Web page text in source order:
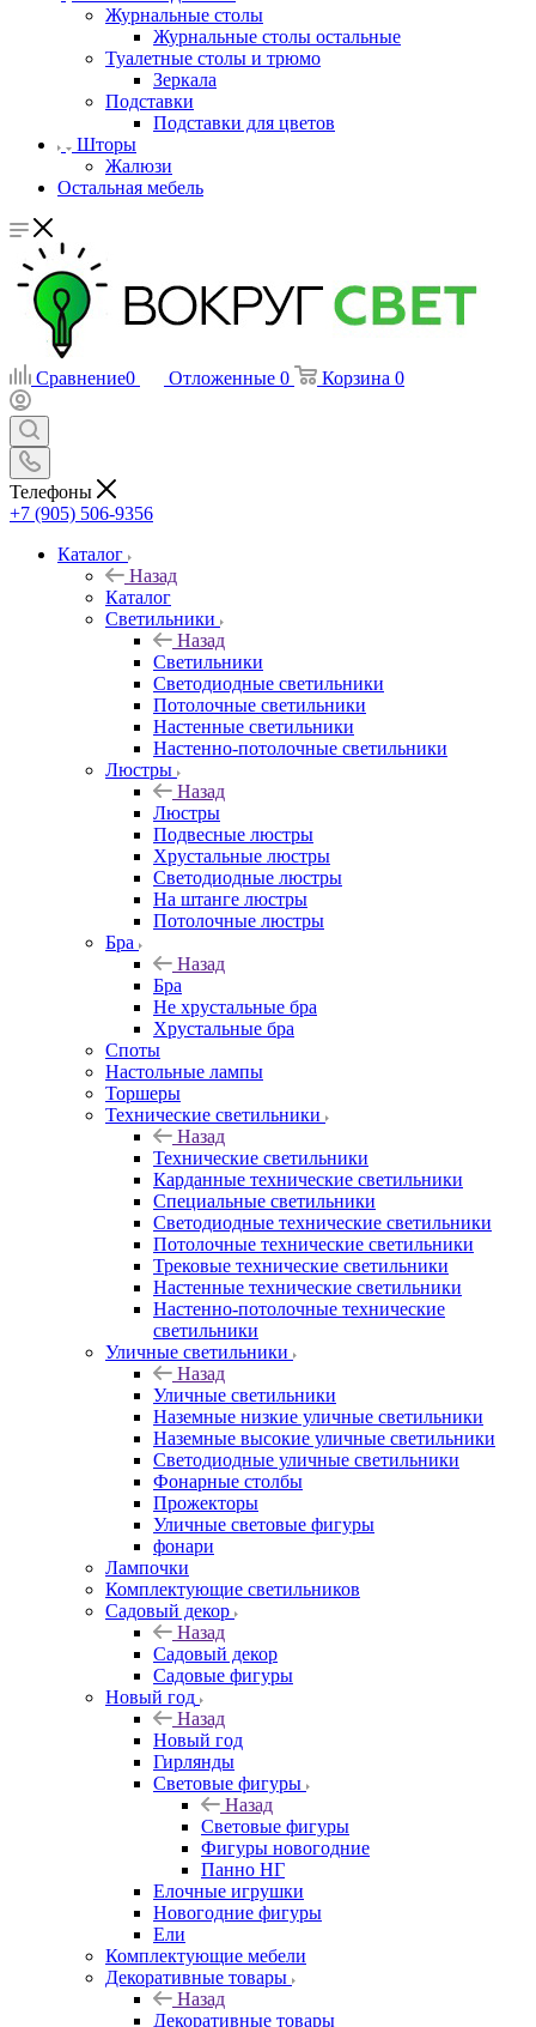
Журнальные столы
Журнальные столы остальные
Туалетные столы и трюмо
Зеркала
Подставки
Подставки для цветов
Шторы
Жалюзи
Остальная мебель
Сравнение0 Отложенные 0 Корзина 0
Телефоны
+7 (905) 506-9356
Каталог
Назад
Каталог
Светильники
Назад
Светильники
Светодиодные светильники
Потолочные светильники
Настенные светильники
Настенно-потолочные светильники
Люстры
Назад
Люстры
Подвесные люстры
Хрустальные люстры
Светодиодные люстры
На штанге люстры
Потолочные люстры
Бра
Назад
Бра
Не хрустальные бра
Хрустальные бра
Споты
Настольные лампы
Торшеры
Технические светильники
Назад
Технические светильники
Карданные технические светильники
Специальные светильники
Светодиодные технические светильники
Потолочные технические светильники
Трековые технические светильники
Настенные технические светильники
Настенно-потолочные технические
светильники
Уличные светильники
Назад
Уличные светильники
Наземные низкие уличные светильники
Наземные высокие уличные светильники
Светодиодные уличные светильники
Фонарные столбы
Прожекторы
Уличные световые фигуры
фонари
Лампочки
Комплектующие светильников
Садовый декор
Назад
Садовый декор
Садовые фигуры
Новый год
Назад
Новый год
Гирлянды
Световые фигуры
Назад
Световые фигуры
Фигуры новогодние
Панно НГ
Елочные игрушки
Новогодние фигуры
Ели
Комплектующие мебели
Декоративные товары
Назад
Декоративные товары